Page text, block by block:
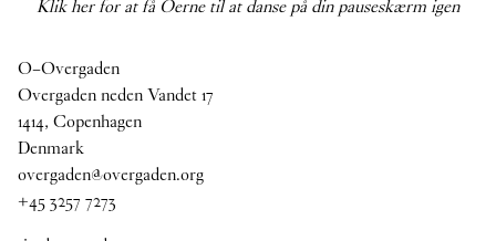
Klik her for at få Oerne til at danse på din pauseskærm igen
O–Overgaden
Overgaden neden Vandet 17
1414, Copenhagen
Denmark
overgaden@overgaden.org
+45 3257 7273